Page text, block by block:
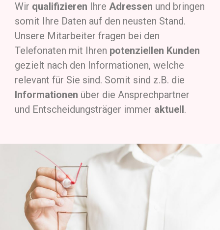
Wir qualifizieren Ihre Adressen und bringen
somit Ihre Daten auf den neusten Stand.
Unsere Mitarbeiter fragen bei den
Telefonaten mit Ihren potenziellen Kunden
gezielt nach den Informationen, welche
relevant für Sie sind. Somit sind z.B. die
Informationen über die Ansprechpartner
und Entscheidungsträger immer aktuell.